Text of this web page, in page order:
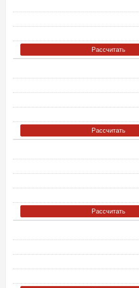
Рассчитать
Рассчитать
Рассчитать